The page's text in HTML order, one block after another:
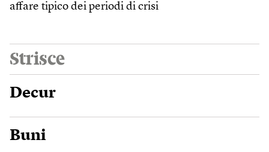
affare tipico dei periodi di crisi
Strisce
Decur
Buni